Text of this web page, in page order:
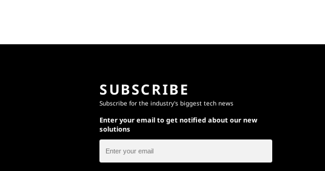
SUBSCRIBE
Subscribe for the industry's biggest tech news
Enter your email to get notified about our new
solutions